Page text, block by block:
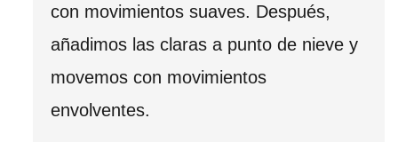
con movimientos suaves. Después,
añadimos las claras a punto de nieve y
movemos con movimientos
envolventes.